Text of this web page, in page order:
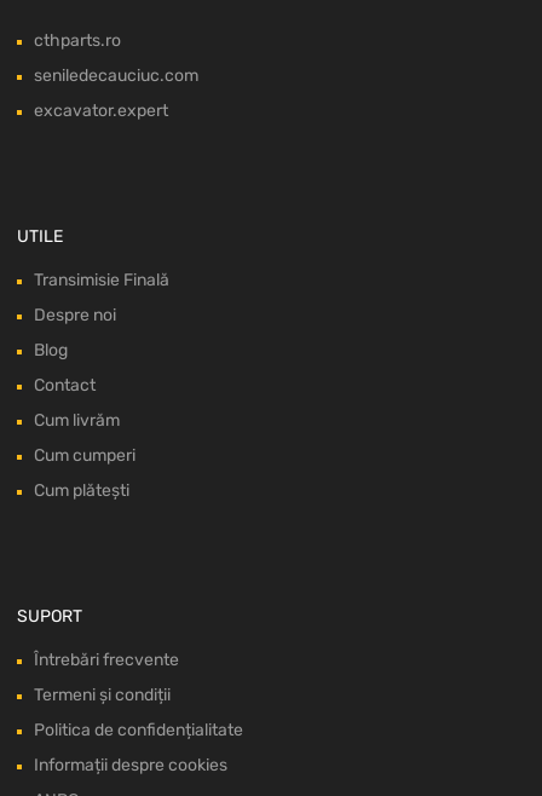
cthparts.ro
seniledecauciuc.com
excavator.expert
UTILE
Transimisie Finală
Despre noi
Blog
Contact
Cum livrăm
Cum cumperi
Cum plătești
SUPORT
Întrebări frecvente
Termeni și condiții
Politica de confidențialitate
Informații despre cookies